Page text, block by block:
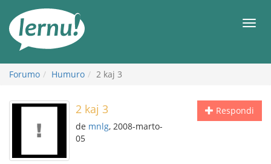
enhavo
Forumo Humuro 2 kaj 3
Respondi
2 kaj 3
de mnlg, 2008-marto-
05